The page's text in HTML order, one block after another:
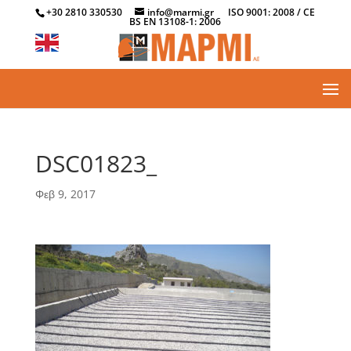
+30 2810 330530 info@marmi.gr ISO 9001: 2008 / CE
BS EN 13108-1: 2006
DSC01823_
Φεβ 9, 2017